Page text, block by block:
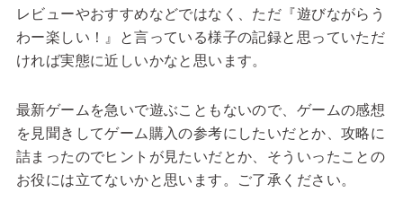
レビューやおすすめなどではなく、ただ『遊びながらう
わー楽しい！』と言っている様子の記録と思っていただ
ければ実態に近しいかなと思います。
最新ゲームを急いで遊ぶこともないので、ゲームの感想
を見聞きしてゲーム購入の参考にしたいだとか、攻略に
詰まったのでヒントが見たいだとか、そういったことの
お役には立てないかと思います。ご了承ください。